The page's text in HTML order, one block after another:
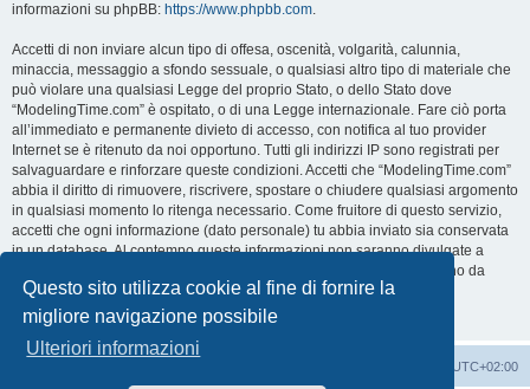
Questo sito utilizza cookie al fine di fornire la
migliore navigazione possibile
Ulteriori informazioni
informazioni su phpBB: https://www.phpbb.com.
Accetti di non inviare alcun tipo di offesa, oscenità, volgarità, calunnia,
minaccia, messaggio a sfondo sessuale, o qualsiasi altro tipo di materiale che
può violare una qualsiasi Legge del proprio Stato, o dello Stato dove
“ModelingTime.com” è ospitato, o di una Legge internazionale. Fare ciò porta
all’immediato e permanente divieto di accesso, con notifica al tuo provider
Internet se è ritenuto da noi opportuno. Tutti gli indirizzi IP sono registrati per
salvaguardare e rinforzare queste condizioni. Accetti che “ModelingTime.com”
abbia il diritto di rimuovere, riscrivere, spostare o chiudere qualsiasi argomento
in qualsiasi momento lo ritenga necessario. Come fruitore di questo servizio,
accetti che ogni informazione (dato personale) tu abbia inviato sia conservata
in un database. Al contempo queste informazioni non saranno divulgate a
nessuno senza il tuo consenso, né “ModelingTime.com” o phpBB sono da
ritenersi responsabili per qualsiasi violazione al sistema che possa
compromettere queste informazioni.
UTC+02:00